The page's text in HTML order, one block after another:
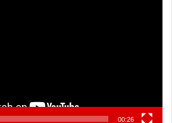
00:26